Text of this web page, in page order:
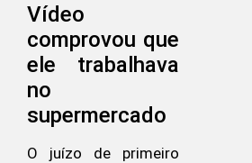
Vídeo
comprovou que
ele trabalhava
no
supermercado
O juízo de primeiro